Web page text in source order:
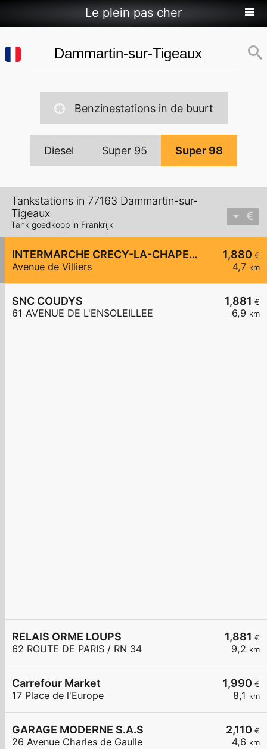
Le plein pas cher
Benzinestations in de buurt
Diesel Super 95 Super 98
Tankstations in 77163 Dammartin-sur-
Tigeaux
Tank goedkoop in Frankrijk
1,880 €
4,7 km
INTERMARCHE CRECY-LA-CHAPELLE
Avenue de Villiers
1,881 €
6,9 km
SNC COUDYS
61 AVENUE DE L'ENSOLEILLEE
1,881 €
9,2 km
RELAIS ORME LOUPS
62 ROUTE DE PARIS / RN 34
1,990 €
8,1 km
Carrefour Market
17 Place de l'Europe
2,110 €
4,6 km
GARAGE MODERNE S.A.S
26 Avenue Charles de Gaulle